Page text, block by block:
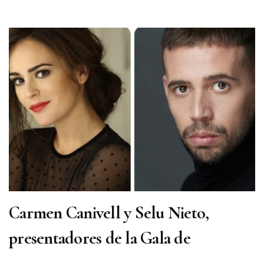
Carmen Canivell y Selu Nieto,
presentadores de la Gala de